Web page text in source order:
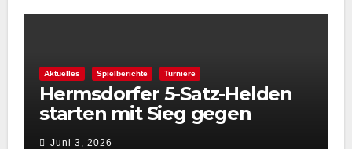
Aktuelles Spielberichte Turniere
Hermsdorfer 5-Satz-Helden
starten mit Sieg gegen
Spintastics in den STC 2026
Juni 3, 2026